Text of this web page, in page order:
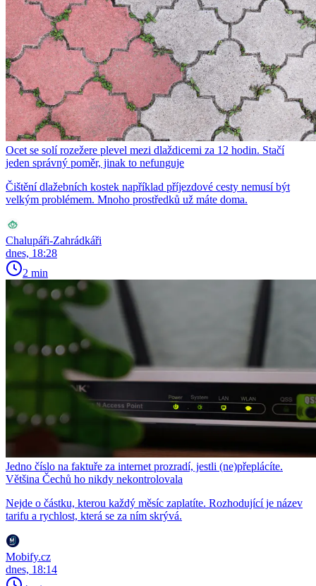
Ocet se solí rozežere plevel mezi dlaždicemi za 12 hodin. Stačí
jeden správný poměr, jinak to nefunguje
Čištění dlažebních kostek například příjezdové cesty nemusí být
velkým problémem. Mnoho prostředků už máte doma.
Chalupáři-Zahrádkáři
dnes, 18:28
2 min
Jedno číslo na faktuře za internet prozradí, jestli (ne)přeplácíte.
Většina Čechů ho nikdy nekontrolovala
Nejde o částku, kterou každý měsíc zaplatíte. Rozhodující je název
tarifu a rychlost, která se za ním skrývá.
Mobify.cz
dnes, 18:14